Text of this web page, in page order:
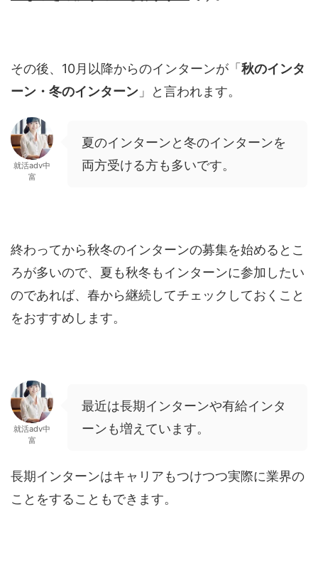
その後、10月以降からのインターンが「 秋のインタ
ーン・冬のインターン 」と言われます。
就活adv中
富
夏のインターンと冬のインターンを
両方受ける方も多いです。
終わってから秋冬のインターンの募集を始めるとこ
ろが多いので、夏も秋冬もインターンに参加したい
のであれば、春から継続してチェックしておくこと
をおすすめします。
就活adv中
富
最近は長期インターンや有給インタ
ーンも増えています。
長期インターンはキャリアもつけつつ実際に業界の
ことをすることもできます。